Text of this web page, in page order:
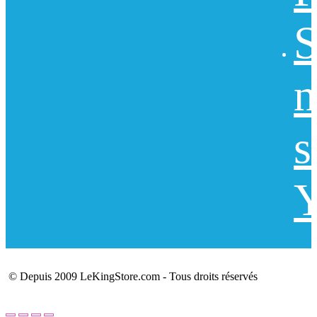
© Depuis 2009 LeKingStore.com - Tous droits réservés